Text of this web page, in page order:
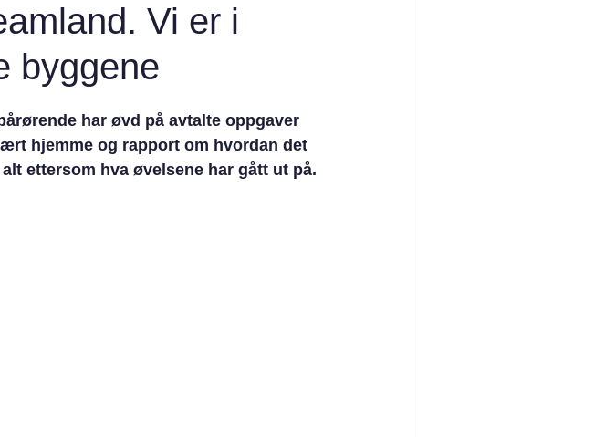
Vi er i
byggene
har øvd på avtalte oppgaver
hjemme og rapport om hvordan det
ettersom hva øvelsene har gått ut på.